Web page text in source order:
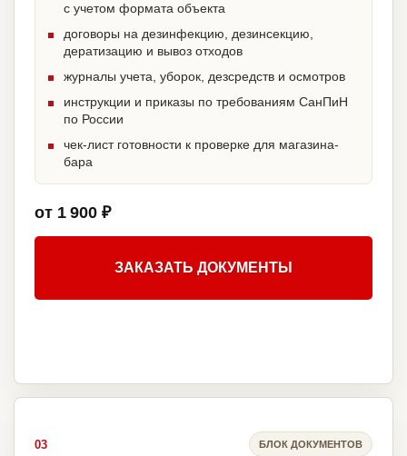
с учетом формата объекта
договоры на дезинфекцию, дезинсекцию,
дератизацию и вывоз отходов
журналы учета, уборок, дезсредств и осмотров
инструкции и приказы по требованиям СанПиН
по России
чек-лист готовности к проверке для магазина-
бара
от 1 900 ₽
ЗАКАЗАТЬ ДОКУМЕНТЫ
03 БЛОК ДОКУМЕНТОВ